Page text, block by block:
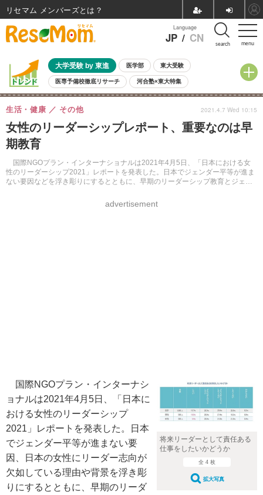
menu
Language
JP / CN search
大学受験 by 東進 医学部 東大受験
医専予備校徹底リサーチ 河合塾×東大特集
親子で考える大学選び 高校受験 中学受験 小学校受験
共通テスト 夏休み
8月開催イベント・WS 全国公立高校 過去問 人気記事
自由研究教材（小学生向け）
女性のリーダーシップレポート、重要なのは早
期教育
国際NGOプラン・インターナショナルは2021年4月5日、「日本における女
性のリーダーシップ2021」レポートを発表した。日本でジェンダー平等が進ま
ない要因などを浮き彫りにするとともに、早期のリーダーシップ教育とジェン
生活・健康 その他
advertisement
2021.4.7 Wed 10:15
将来リーダーとして責任ある
仕事をしたいかどうか
全 4 枚
拡大写真
国際NGOプラン・インターナシ
ョナルは2021年4月5日、「日本に
おける女性のリーダーシップ
2021」レポートを発表した。日本
でジェンダー平等が進まない要
因、日本の女性にリーダー志向が
欠如している理由や背景を浮き彫
りにするとともに、早期のリーダ
リセマム メンバーズ